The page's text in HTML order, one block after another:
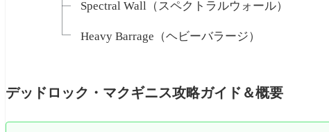
Spectral Wall（スペクトラルウォール）
Heavy Barrage（ヘビーバラージ）
デッドロック・マクギニス攻略ガイド＆概要